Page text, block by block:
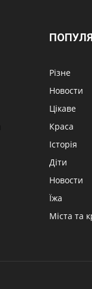
Різне
Новости
Цікаве
Краса
Історія
Діти
Новости
Їжа
Міста та